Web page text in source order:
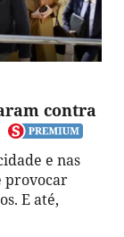
contra
e nas
provocar
E até,